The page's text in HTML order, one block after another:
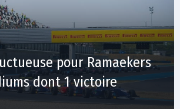
pour Ramaekers
dont 1 victoire